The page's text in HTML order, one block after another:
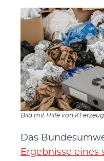
Bild mit Hilfe von KI
Das
Ergebnisse eines